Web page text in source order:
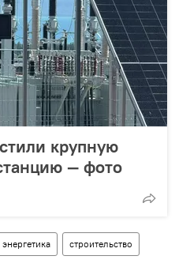
крупную
— фото
энергетика строительство